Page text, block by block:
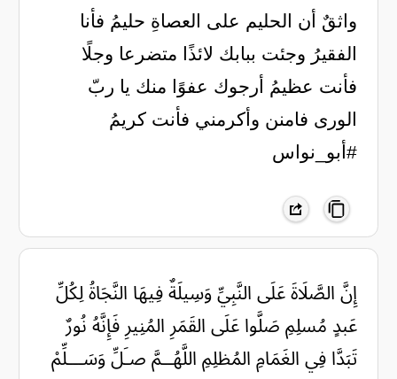
واثقٌ أن الحليم على العصاةِ حليمُ فأنا
الفقيرُ وجئت ببابك لائذًا متضرعا وجلًا
فأنت عظيمُ أرجوك عفوًا منك يا ربّ
الورى فامنن وأكرمني فأنت كريمُ
#أبو_نواس
‏إِنَّ الصَّلَاةَ عَلَى النَّبِيِّ وَسِيلَةٌ ‏فِيهَا النَّجَاةُ لِكُلِّ
عَبدٍ مُسلِمِ ‏صَلَّوا عَلَى القَمَرِ المُنِيرِ فَإِنَّهُ ‏نُورٌ
تَبَدَّا فِي الغَمَامِ المُظلِمِ اللَّهُــمَّ صـَلِّ وَسَـــلِّمْ